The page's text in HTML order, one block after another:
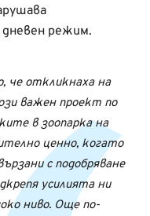
режим.
че откликнаха на
важен проект по
в зоопарка на
ценно, когато
с подобряване
усилията ни
ниво. Още по-